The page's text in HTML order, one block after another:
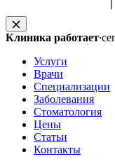
Клиника работает·
Услуги
Врачи
Специализации
Заболевания
Стоматология
Цены
Статьи
Контакты